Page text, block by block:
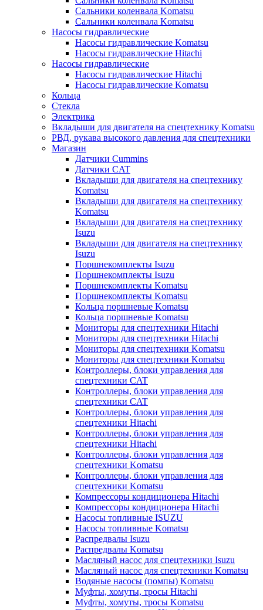
Сальники коленвала Komatsu
Сальники коленвала Komatsu
Насосы гидравлические
Насосы гидравлические Komatsu
Насосы гидравлические Hitachi
Насосы гидравлические
Насосы гидравлические Hitachi
Насосы гидравлические Komatsu
Кольца
Стекла
Электрика
Вкладыши для двигателя на спецтехнику Komatsu
РВД, рукава высокого давления для спецтехники
Магазин
Датчики Cummins
Датчики CAT
Вкладыши для двигателя на спецтехнику
Komatsu
Вкладыши для двигателя на спецтехнику
Komatsu
Вкладыши для двигателя на спецтехнику
Isuzu
Вкладыши для двигателя на спецтехнику
Isuzu
Поршнекомплекты Isuzu
Поршнекомплекты Isuzu
Поршнекомплекты Komatsu
Поршнекомплекты Komatsu
Кольца поршневые Komatsu
Кольца поршневые Komatsu
Мониторы для спецтехники Hitachi
Мониторы для спецтехники Hitachi
Мониторы для спецтехники Komatsu
Мониторы для спецтехники Komatsu
Контроллеры, блоки управления для
спецтехники CAT
Контроллеры, блоки управления для
спецтехники CAT
Контроллеры, блоки управления для
спецтехники Hitachi
Контроллеры, блоки управления для
спецтехники Hitachi
Контроллеры, блоки управления для
спецтехники Komatsu
Контроллеры, блоки управления для
спецтехники Komatsu
Компрессоры кондиционера Hitachi
Компрессоры кондиционера Hitachi
Насосы топливные ISUZU
Насосы топливные Komatsu
Распредвалы Isuzu
Распредвалы Komatsu
Масляный насос для спецтехники Isuzu
Масляный насос для спецтехники Komatsu
Водяные насосы (помпы) Komatsu
Муфты, хомуты, тросы Hitachi
Муфты, хомуты, тросы Komatsu